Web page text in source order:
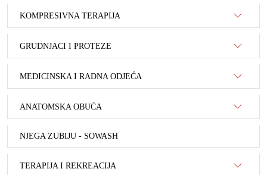
KOMPRESIVNA TERAPIJA
GRUDNJACI I PROTEZE
MEDICINSKA I RADNA ODJEĆA
ANATOMSKA OBUĆA
NJEGA ZUBIJU - SOWASH
TERAPIJA I REKREACIJA